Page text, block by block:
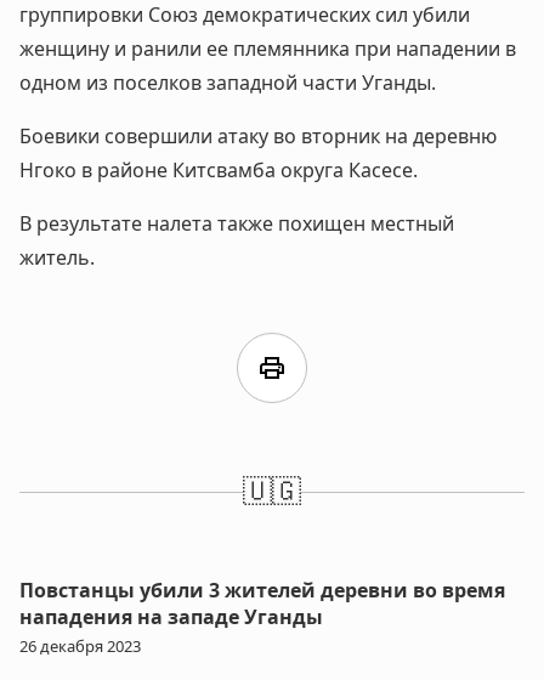
группировки Союз демократических сил убили
женщину и ранили ее племянника при нападении в
одном из поселков западной части Уганды.
Боевики совершили атаку во вторник на деревню
Нгоко в районе Китсвамба округа Касесе.
В результате налета также похищен местный
житель.
print
🇺🇬
Повстанцы убили 3 жителей деревни во время
нападения на западе Уганды
26 декабря 2023